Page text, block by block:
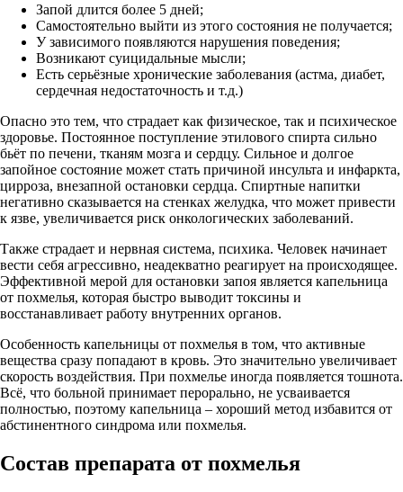
Запой длится более 5 дней;
Самостоятельно выйти из этого состояния не получается;
У зависимого появляются нарушения поведения;
Возникают суицидальные мысли;
Есть серьёзные хронические заболевания (астма, диабет,
сердечная недостаточность и т.д.)
Опасно это тем, что страдает как физическое, так и психическое
здоровье. Постоянное поступление этилового спирта сильно
бьёт по печени, тканям мозга и сердцу. Сильное и долгое
запойное состояние может стать причиной инсульта и инфаркта,
цирроза, внезапной остановки сердца. Спиртные напитки
негативно сказывается на стенках желудка, что может привести
к язве, увеличивается риск онкологических заболеваний.
Также страдает и нервная система, психика. Человек начинает
вести себя агрессивно, неадекватно реагирует на происходящее.
Эффективной мерой для остановки запоя является капельница
от похмелья, которая быстро выводит токсины и
восстанавливает работу внутренних органов.
Особенность капельницы от похмелья в том, что активные
вещества сразу попадают в кровь. Это значительно увеличивает
скорость воздействия. При похмелье иногда появляется тошнота.
Всё, что больной принимает перорально, не усваивается
полностью, поэтому капельница – хороший метод избавится от
абстинентного синдрома или похмелья.
Состав препарата от похмелья